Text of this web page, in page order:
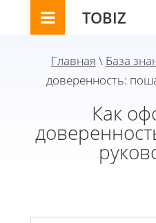
TOBIZ
Главная \ База
доверенность:
Как